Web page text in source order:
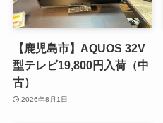
【鹿児島市】AQUOS 32V
型テレビ19,800円入荷（中
古）
2026年8月1日